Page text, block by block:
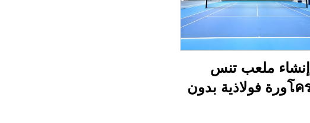
إنشاء ملعب تنس
بโครงورة فولاذية بدون